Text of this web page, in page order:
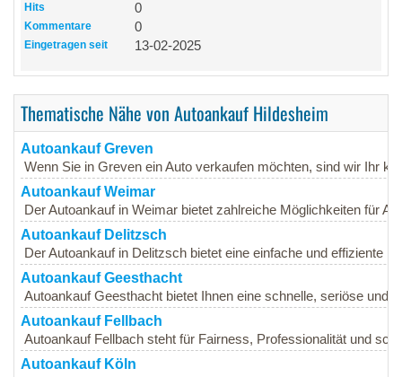
Hits 0
Kommentare 0
Eingetragen seit 13-02-2025
Thematische Nähe von Autoankauf Hildesheim
Autoankauf Greven
Wenn Sie in Greven ein Auto verkaufen möchten, sind wir Ihr
Autoankauf Weimar
Der Autoankauf in Weimar bietet zahlreiche Möglichkeiten für
Autoankauf Delitzsch
Der Autoankauf in Delitzsch bietet eine einfache und effiziente
Autoankauf Geesthacht
Autoankauf Geesthacht bietet Ihnen eine schnelle, seriöse und
Autoankauf Fellbach
Autoankauf Fellbach steht für Fairness, Professionalität und
Autoankauf Köln